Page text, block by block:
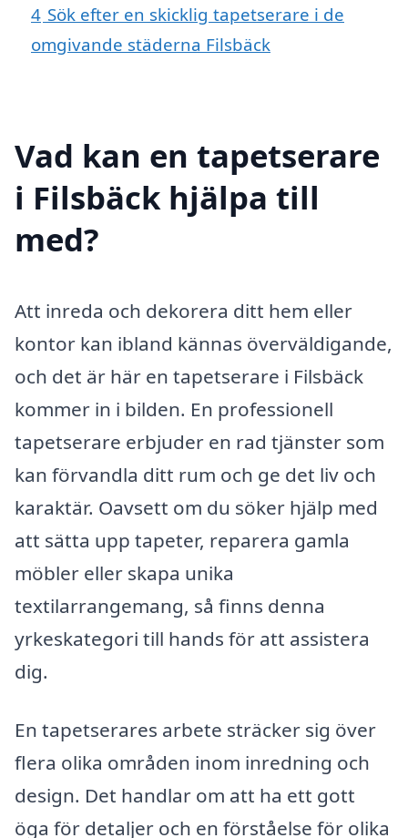
4 Sök efter en skicklig tapetserare i de
omgivande städerna Filsbäck
Vad kan en tapetserare
i Filsbäck hjälpa till
med?
Att inreda och dekorera ditt hem eller
kontor kan ibland kännas överväldigande,
och det är här en tapetserare i Filsbäck
kommer in i bilden. En professionell
tapetserare erbjuder en rad tjänster som
kan förvandla ditt rum och ge det liv och
karaktär. Oavsett om du söker hjälp med
att sätta upp tapeter, reparera gamla
möbler eller skapa unika
textilarrangemang, så finns denna
yrkeskategori till hands för att assistera
dig.
En tapetserares arbete sträcker sig över
flera olika områden inom inredning och
design. Det handlar om att ha ett gott
öga för detaljer och en förståelse för olika